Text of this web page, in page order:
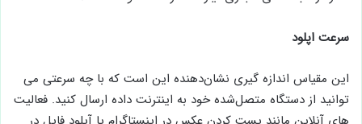
سرعت اپلود
این مقیاس اندازه گیری نشان‌دهنده این است که با چه سرعتی می
توانید از دستگاه متصل‌شده خود به اینترنت داده ارسال کنید. فعالیت